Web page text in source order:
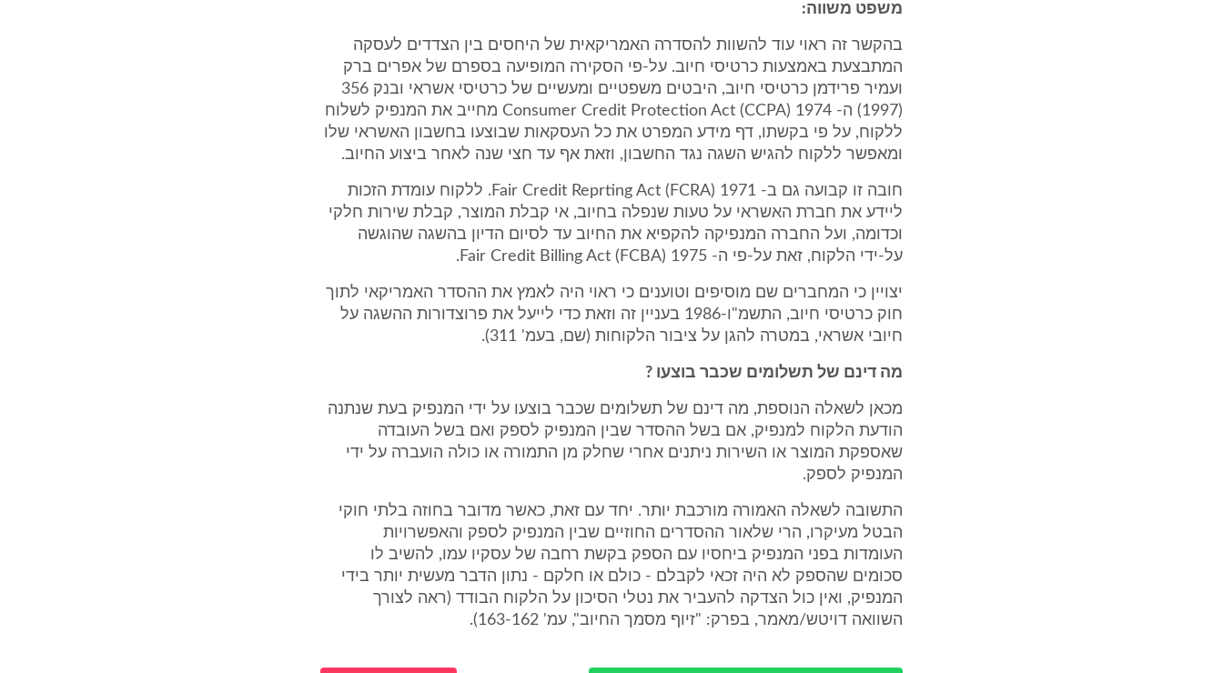
משפט משווה:
בהקשר זה ראוי עוד להשוות להסדרה האמריקאית של היחסים בין הצדדים לעסקה
המתבצעת באמצעות כרטיסי חיוב. על-פי הסקירה המופיעה בספרם של אפרים ברק
ועמיר פרידמן כרטיסי חיוב, היבטים משפטיים ומעשיים של כרטיסי אשראי ובנק 356
(1997) ה- Consumer Credit Protection Act (CCPA) 1974 מחייב את המנפיק לשלוח
ללקוח, על פי בקשתו, דף מידע המפרט את כל העסקאות שבוצעו בחשבון האשראי שלו
ומאפשר ללקוח להגיש השגה נגד החשבון, וזאת אף עד חצי שנה לאחר ביצוע החיוב.
חובה זו קבועה גם ב- Fair Credit Reprting Act (FCRA) 1971. ללקוח עומדת הזכות
ליידע את חברת האשראי על טעות שנפלה בחיוב, אי קבלת המוצר, קבלת שירות חלקי
וכדומה, ועל החברה המנפיקה להקפיא את החיוב עד לסיום הדיון בהשגה שהוגשה
על-ידי הלקוח, זאת על-פי ה- Fair Credit Billing Act (FCBA) 1975.
יצויין כי המחברים שם מוסיפים וטוענים כי ראוי היה לאמץ את ההסדר האמריקאי לתוך
חוק כרטיסי חיוב, התשמ"ו-1986 בעניין זה וזאת כדי לייעל את פרוצדורות ההשגה על
חיובי אשראי, במטרה להגן על ציבור הלקוחות (שם, בעמ' 311).
מה דינם של תשלומים שכבר בוצעו ?
מכאן לשאלה הנוספת, מה דינם של תשלומים שכבר בוצעו על ידי המנפיק בעת שנתנה
הודעת הלקוח למנפיק, אם בשל ההסדר שבין המנפיק לספק ואם בשל העובדה
שאספקת המוצר או השירות ניתנים אחרי שחלק מן התמורה או כולה הועברה על ידי
המנפיק לספק.
התשובה לשאלה האמורה מורכבת יותר. יחד עם זאת, כאשר מדובר בחוזה בלתי חוקי
הבטל מעיקרו, הרי שלאור ההסדרים החוזיים שבין המנפיק לספק והאפשרויות
העומדות בפני המנפיק ביחסיו עם הספק בקשת רחבה של עסקיו עמו, להשיב לו
סכומים שהספק לא היה זכאי לקבלם - כולם או חלקם - נתון הדבר מעשית יותר בידי
המנפיק, ואין כול הצדקה להעביר את נטלי הסיכון על הלקוח הבודד (ראה לצורך
השוואה דויטש/מאמר, בפרק: "זיוף מסמך החיוב", עמ' 163-162).